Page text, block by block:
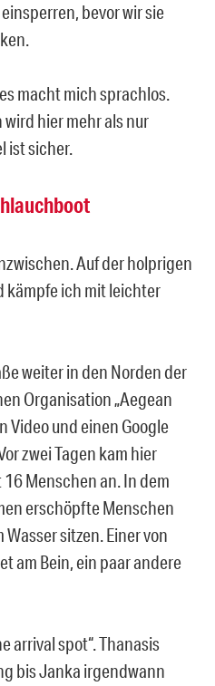
bevor wir sie
macht mich sprachlos.
hier mehr als nur
ist sicher.
Auf der holprigen
kämpfe ich mit leichter
weiter in den Norden der
Organisation „Aegean
Video und einen Google
zwei Tagen kam hier
Menschen an. In dem
erschöpfte Menschen
sitzen. Einer von
am Bein, ein paar andere
arrival spot“. Thanasis
bis Janka irgendwann